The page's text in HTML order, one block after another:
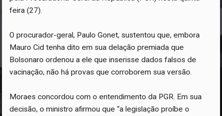
feira (27).
O procurador-geral, Paulo Gonet, sustentou que, embora
Mauro Cid tenha dito em sua delação premiada que
Bolsonaro ordenou a ele que inserisse dados falsos de
vacinação, não há provas que corroborem sua versão.
Moraes concordou com o entendimento da PGR. Em sua
decisão, o ministro afirmou que “a legislação proíbe o